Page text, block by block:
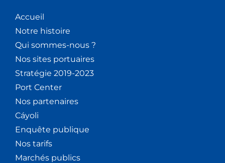
Accueil
Notre histoire
Qui sommes-nous ?
Nos sites portuaires
Stratégie 2019-2023
Port Center
Nos partenaires
Cáyoli
Enquête publique
Nos tarifs
Marchés publics